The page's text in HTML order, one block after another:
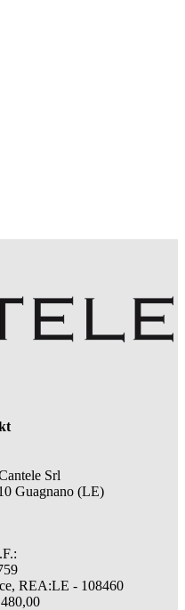
Srl
Guagnano (LE)
REA:LE - 108460